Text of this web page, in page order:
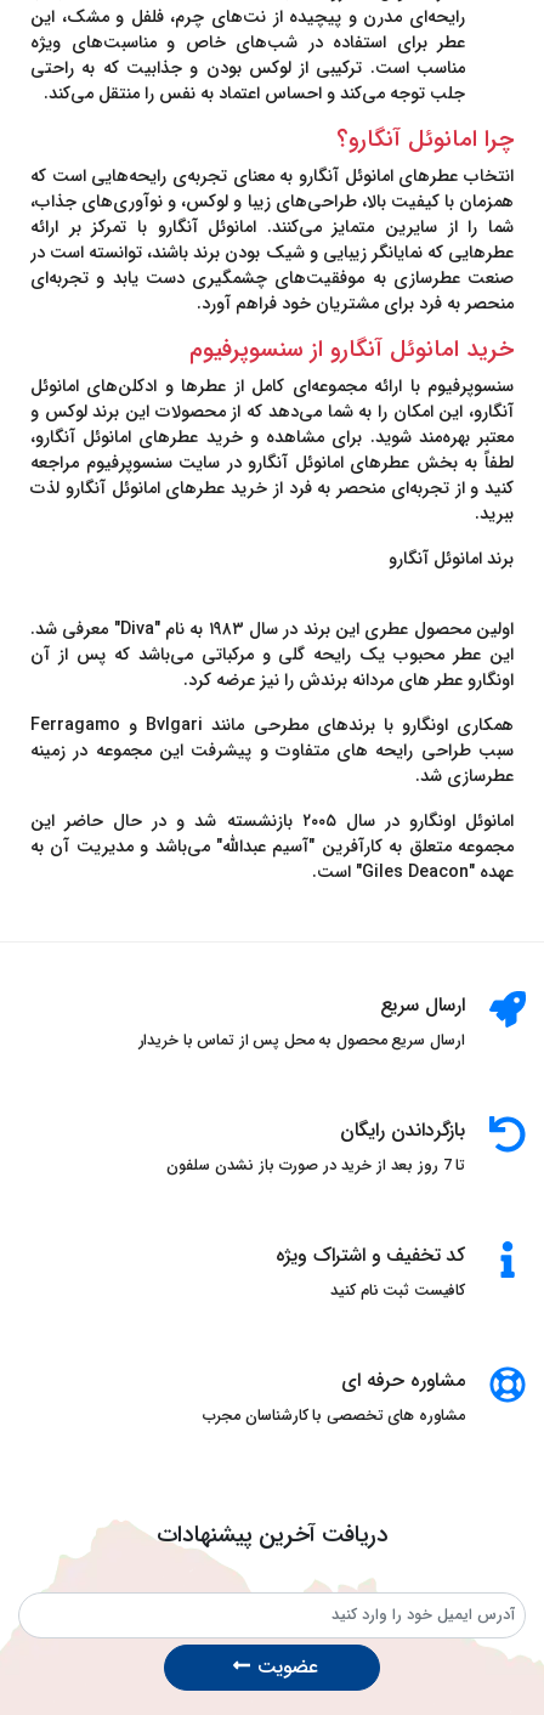
رایحه‌ای مدرن و پیچیده از نت‌های چرم، فلفل و مشک، این
عطر برای استفاده در شب‌های خاص و مناسبت‌های ویژه
مناسب است. ترکیبی از لوکس بودن و جذابیت که به راحتی
جلب توجه می‌کند و احساس اعتماد به نفس را منتقل می‌کند.
چرا امانوئل آنگارو؟
انتخاب عطرهای امانوئل آنگارو به معنای تجربه‌ی رایحه‌هایی است که
همزمان با کیفیت بالا، طراحی‌های زیبا و لوکس، و نوآوری‌های جذاب،
شما را از سایرین متمایز می‌کنند. امانوئل آنگارو با تمرکز بر ارائه
عطرهایی که نمایانگر زیبایی و شیک بودن برند باشند، توانسته است در
صنعت عطرسازی به موفقیت‌های چشمگیری دست یابد و تجربه‌ای
منحصر به فرد برای مشتریان خود فراهم آورد.
خرید امانوئل آنگارو از سنسوپرفیوم
سنسوپرفیوم با ارائه مجموعه‌ای کامل از عطرها و ادکلن‌های امانوئل
آنگارو، این امکان را به شما می‌دهد که از محصولات این برند لوکس و
معتبر بهره‌مند شوید. برای مشاهده و خرید عطرهای امانوئل آنگارو،
لطفاً به بخش عطرهای امانوئل آنگارو در سایت سنسوپرفیوم مراجعه
کنید و از تجربه‌ای منحصر به فرد از خرید عطرهای امانوئل آنگارو لذت
ببرید.
برند امانوئل آنگارو
اولین محصول عطری این برند در سال ۱۹۸۳ به نام "Diva" معرفی شد.
این عطر محبوب یک رایحه گلی و مرکباتی می‌باشد که پس از آن
اونگارو عطر های مردانه برندش را نیز عرضه کرد.
همکاری اونگارو با برندهای مطرحی مانند Bvlgari و Ferragamo
سبب طراحی رایحه های متفاوت و پیشرفت این مجموعه در زمینه
عطرسازی شد.
امانوئل اونگارو در سال ۲۰۰۵ بازنشسته شد و در حال حاضر این
مجموعه متعلق به کارآفرین "آسیم عبدالله" می‌باشد و مدیریت آن به
عهده "Giles Deacon" است.
ارسال سریع
ارسال سریع محصول به محل پس از تماس با خریدار
بازگرداندن رایگان
تا 7 روز بعد از خرید در صورت باز نشدن سلفون
کد تخفیف و اشتراک ویژه
کافیست ثبت نام کنید
مشاوره حرفه ای
مشاوره های تخصصی با کارشناسان مجرب
دریافت آخرین پیشنهادات
عضویت